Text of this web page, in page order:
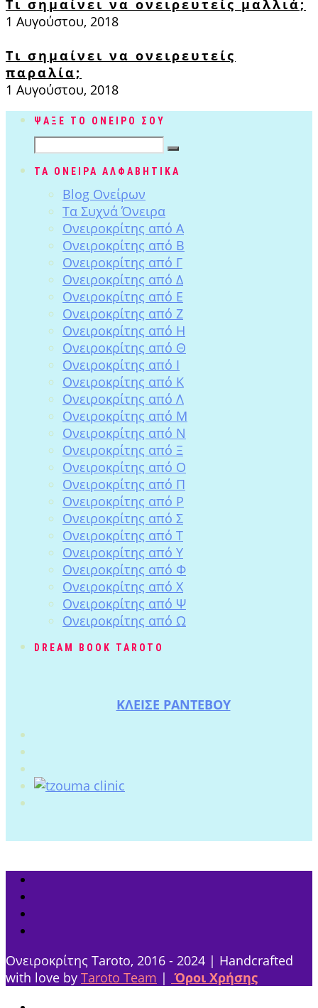
Τι σημαίνει να ονειρευτείς μαλλιά;
1 Αυγούστου, 2018
Τι σημαίνει να ονειρευτείς
παραλία;
1 Αυγούστου, 2018
ΨΑΞΕ ΤΟ ΟΝΕΙΡΟ ΣΟΥ
ΤΑ ΟΝΕΙΡΑ ΑΛΦΑΒΗΤΙΚΑ
Blog Ονείρων
Tα Συχνά Όνειρα
Ονειροκρίτης από Α
Ονειροκρίτης από Β
Ονειροκρίτης από Γ
Ονειροκρίτης από Δ
Ονειροκρίτης από Ε
Ονειροκρίτης από Ζ
Ονειροκρίτης από Η
Ονειροκρίτης από Θ
Ονειροκρίτης από Ι
Ονειροκρίτης από Κ
Ονειροκρίτης από Λ
Ονειροκρίτης από Μ
Ονειροκρίτης από Ν
Ονειροκρίτης από Ξ
Ονειροκρίτης από Ο
Ονειροκρίτης από Π
Ονειροκρίτης από Ρ
Ονειροκρίτης από Σ
Ονειροκρίτης από Τ
Ονειροκρίτης από Υ
Ονειροκρίτης από Φ
Ονειροκρίτης από Χ
Ονειροκρίτης από Ψ
Ονειροκρίτης από Ω
DREAM BOOK TAROTO
ΚΛΕΙΣΕ ΡΑΝΤΕΒΟΥ
Ονειροκρίτης Taroto, 2016 - 2024 | Handcrafted
with love by Taroto Team | Όροι Χρήσης